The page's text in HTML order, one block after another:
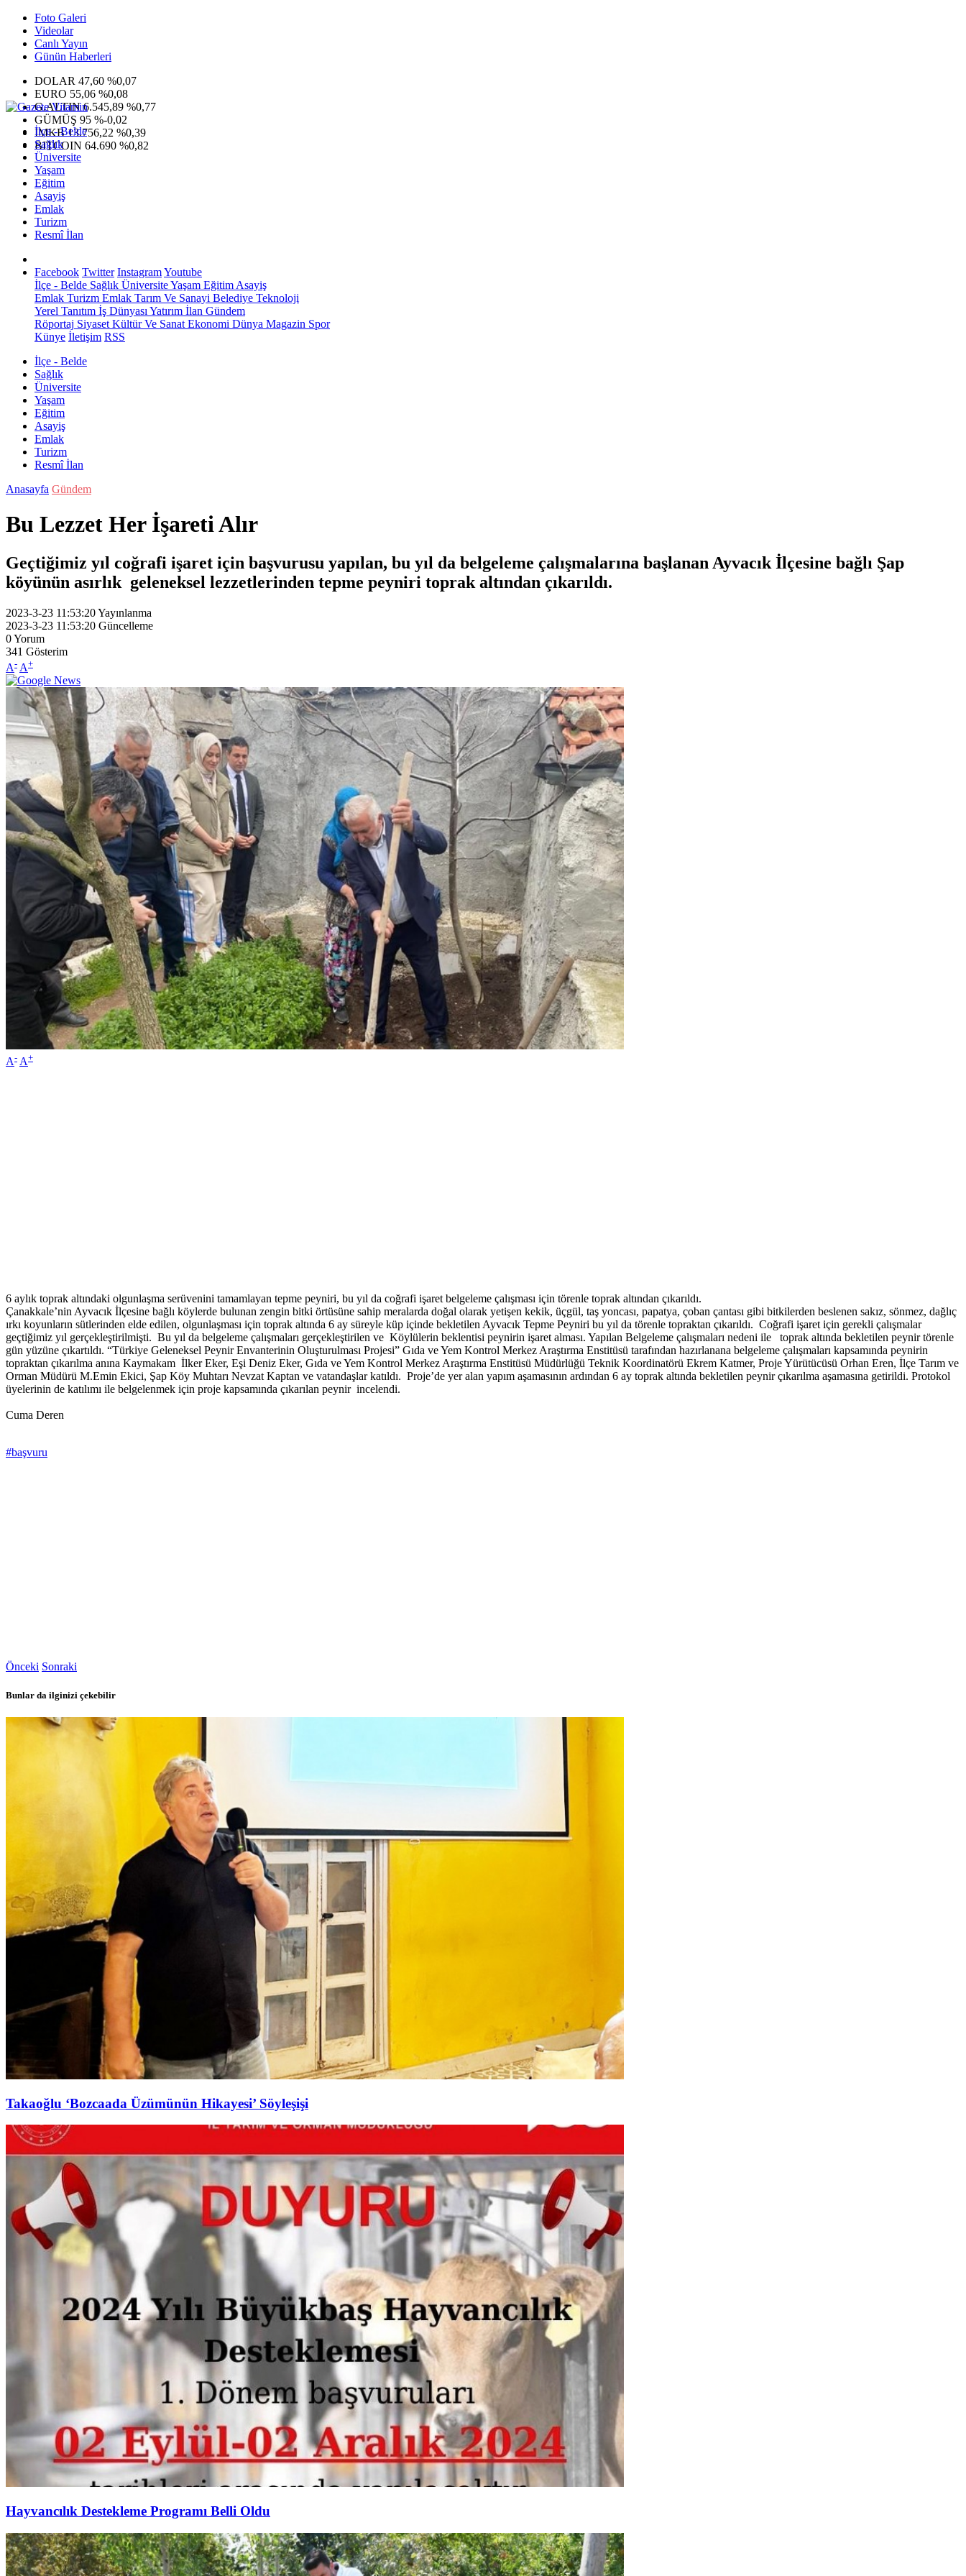
Foto Galeri
Videolar
Canlı Yayın
Günün Haberleri
DOLAR 47,60 %0,07
EURO 55,06 %0,08
G.ALTIN6.545,89 %0,77
GÜMÜŞ 95 %-0,02
IMKB13.756,22 %0,39
BITCOIN 64.690 %0,82
İlçe - Belde
Sağlık
Üniversite
Yaşam
Eğitim
Asayiş
Emlak
Turizm
Resmî İlan
Facebook Twitter InstagramYoutube
İlçe - Belde Sağlık ÜniversiteYaşam Eğitim Asayiş
Emlak Turizm Emlak Tarım Ve Sanayi Belediye Teknoloji
Yerel Tanıtım İş Dünyası Yatırım İlan Gündem
Röportaj Siyaset Kültür Ve Sanat Ekonomi Dünya Magazin Spor
Künye İletişim RSS
İlçe - Belde
Sağlık
Üniversite
Yaşam
Eğitim
Asayiş
Emlak
Turizm
Resmî İlan
Anasayfa Gündem
Bu Lezzet Her İşareti Alır
Geçtiğimiz yıl coğrafi işaret için başvurusu yapılan, bu yıl da belgeleme çalışmalarına başlanan Ayvacık İlçesine bağlı Şap
köyünün asırlık geleneksel lezzetlerinden tepme peyniri toprak altından çıkarıldı.
2023-3-23 11:53:20Yayınlanma
2023-3-23 11:53:20 Güncelleme
0Yorum
341 Gösterim
A- A+
A- A+
6 aylık toprak altındaki olgunlaşma serüvenini tamamlayan tepme peyniri, bu yıl da coğrafi işaret belgeleme çalışması için törenle toprak altından çıkarıldı.
Çanakkale’nin Ayvacık İlçesine bağlı köylerde bulunan zengin bitki örtüsüne sahip meralarda doğal olarak yetişen kekik, üçgül, taş yoncası, papatya, çoban çantası gibi bitkilerden beslenen sakız, sönmez, dağlıç
ırkı koyunların sütlerinden elde edilen, olgunlaşması için toprak altında 6 ay süreyle küp içinde bekletilen Ayvacık Tepme Peyniri bu yıl da törenle topraktan çıkarıldı. Coğrafi işaret için gerekli çalışmalar
geçtiğimiz yıl gerçekleştirilmişti. Bu yıl da belgeleme çalışmaları gerçekleştirilen ve Köylülerin beklentisi peynirin işaret alması. Yapılan Belgeleme çalışmaları nedeni ile toprak altında bekletilen peynir törenle
gün yüzüne çıkartıldı. “Türkiye Geleneksel Peynir Envanterinin Oluşturulması Projesi” Gıda ve Yem Kontrol Merkez Araştırma Enstitüsü tarafından hazırlanana belgeleme çalışmaları kapsamında peynirin
topraktan çıkarılma anına Kaymakam İlker Eker, Eşi Deniz Eker, Gıda ve Yem Kontrol Merkez Araştırma Enstitüsü Müdürlüğü Teknik Koordinatörü Ekrem Katmer, Proje Yürütücüsü Orhan Eren, İlçe Tarım ve
Orman Müdürü M.Emin Ekici, Şap Köy Muhtarı Nevzat Kaptan ve vatandaşlar katıldı. Proje’de yer alan yapım aşamasının ardından 6 ay toprak altında bekletilen peynir çıkarılma aşamasına getirildi. Protokol
üyelerinin de katılımı ile belgelenmek için proje kapsamında çıkarılan peynir incelendi.
Cuma Deren
#başvuru
Önceki Sonraki
Bunlar da ilginizi çekebilir
Takaoğlu ‘Bozcaada Üzümünün Hikayesi’ Söyleşişi
Hayvancılık Destekleme Programı Belli Oldu